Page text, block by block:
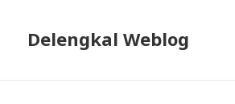
Delengkal Weblog